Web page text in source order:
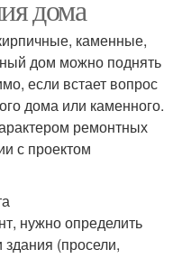
дома
каменные,
дом можно поднять
если встает вопрос
дома или каменного.
ремонтных
с проектом
нужно определить
(просели,